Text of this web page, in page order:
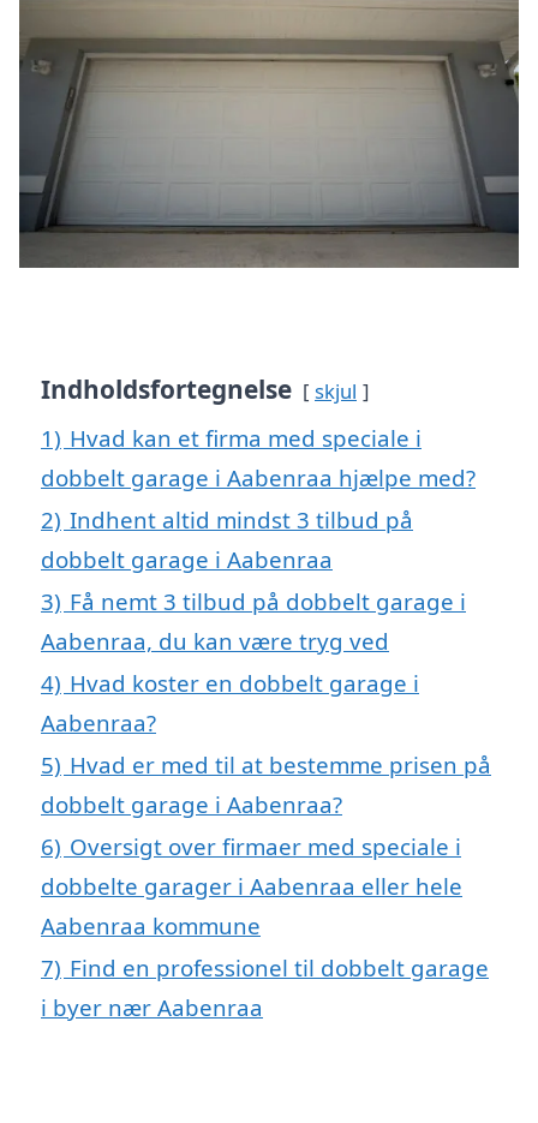
Indholdsfortegnelse skjul
1) Hvad kan et firma med speciale i
dobbelt garage i Aabenraa hjælpe med?
2) Indhent altid mindst 3 tilbud på
dobbelt garage i Aabenraa
3) Få nemt 3 tilbud på dobbelt garage i
Aabenraa, du kan være tryg ved
4) Hvad koster en dobbelt garage i
Aabenraa?
5) Hvad er med til at bestemme prisen på
dobbelt garage i Aabenraa?
6) Oversigt over firmaer med speciale i
dobbelte garager i Aabenraa eller hele
Aabenraa kommune
7) Find en professionel til dobbelt garage
i byer nær Aabenraa